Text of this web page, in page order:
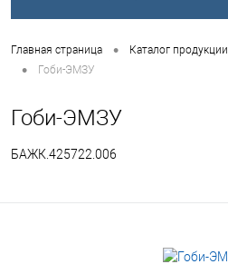
Главная страница • Каталог продукции
• Гоби-ЭМЗУ
Гоби-ЭМЗУ
БАЖК.425722.006